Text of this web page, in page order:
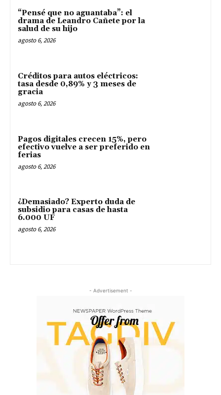
“Pensé que no aguantaba”: el
drama de Leandro Cañete por la
salud de su hijo
agosto 6, 2026
Créditos para autos eléctricos:
tasa desde 0,89% y 3 meses de
gracia
agosto 6, 2026
Pagos digitales crecen 15%, pero
efectivo vuelve a ser preferido en
ferias
agosto 6, 2026
¿Demasiado? Experto duda de
subsidio para casas de hasta
6.000 UF
agosto 6, 2026
- Advertisement -